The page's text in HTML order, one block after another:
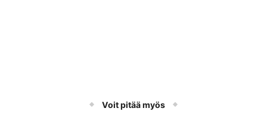
Voit pitää myös